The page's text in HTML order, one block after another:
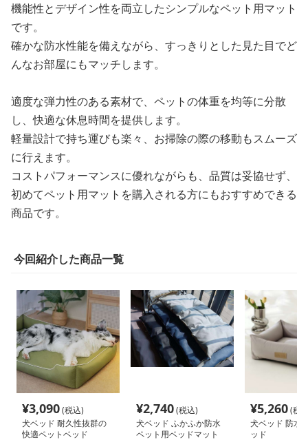
機能性とデザイン性を両立したシンプルなペット用マット
です。
確かな防水性能を備えながら、すっきりとした見た目でど
んなお部屋にもマッチします。
適度な弾力性のある素材で、ペットの体重を均等に分散
し、快適な休息時間を提供します。
軽量設計で持ち運びも楽々、お掃除の際の移動もスムーズ
に行えます。
コストパフォーマンスに優れながらも、品質は妥協せず、
初めてペット用マットを購入される方にもおすすめできる
商品です。
今回紹介した商品一覧
¥3,090(税込)
犬ベッド 耐久性抜群の
快適ペットベッド
¥2,740(税込)
犬ベッド ふかふか防水
ペット用ベッドマット
¥5,260(税
犬ベッド 防水
ッド